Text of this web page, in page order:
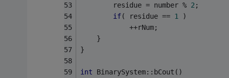
		residue = number %
2 ;
if( residue == 1 )
			++rNum;
	}
}
int BinarySystem::bCout()